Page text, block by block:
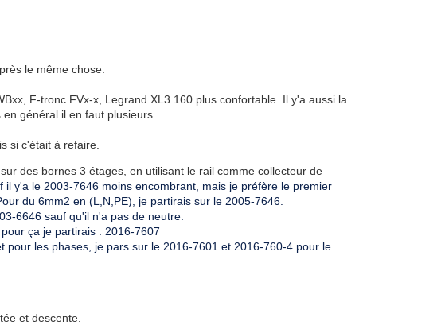
le même chose.
F-tronc FVx-x, Legrand XL3 160 plus confortable. Il y'a aussi la
général il en faut plusieurs.
si c'était à refaire.
des bornes 3 étages, en utilisant le rail comme collecteur de
il y'a le 2003-7646 moins encombrant, mais je préfère le premier
du 6mm2 en (L,N,PE), je partirais sur le 2005-7646.
6646 sauf qu'il n'a pas de neutre.
ça je partirais : 2016-7607
les phases, je pars sur le 2016-7601 et 2016-760-4 pour le
et descente.